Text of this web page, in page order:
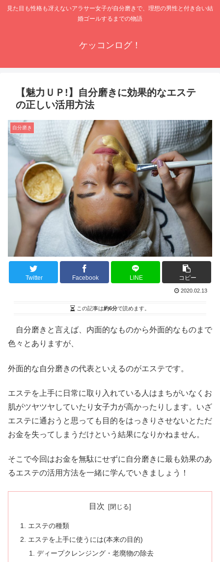
見た目も性格も冴えないアラサー女子が自分磨きで、理想の男性と付き合い結
婚ゴールするまでの物語
ケッコンログ！
【魅力ＵＰ!】自分磨きに効果的なエステ
の正しい活用方法
自分磨き
Twitter Facebook LINE コピー
2020.02.13
この記事は約6分で読めます。
自分磨きと言えば、内面的なものから外面的なものまで
色々とありますが、
外面的な自分磨きの代表といえるのがエステです。
エステを上手に日常に取り入れている人はまちがいなくお
肌がツヤツヤしていたり女子力が高かったりします。いざ
エステに通おうと思っても目的をはっきりさせないとただ
お金を失ってしまうだけという結果になりかねません。
そこで今回はお金を無駄にせずに自分磨きに最も効果のあ
るエステの活用方法を一緒に学んでいきましょう！
目次
エステの種類
エステを上手に使うには(本来の目的)
ディープクレンジング・老廃物の除去